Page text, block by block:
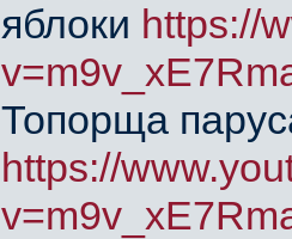
яблоки https://
Топорща
https://